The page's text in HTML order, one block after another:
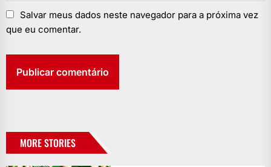
Salvar meus dados neste navegador para a próxima vez
que eu comentar.
MORE STORIES